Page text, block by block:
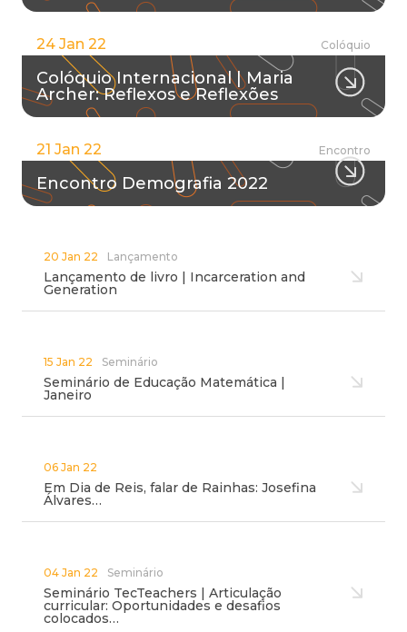
24 Jan 22 Colóquio
Colóquio Internacional | Maria
Archer: Reflexos e Reflexões
21 Jan 22 Encontro
Encontro Demografia 2022
20 Jan 22 Lançamento
Lançamento de livro | Incarceration and
Generation
15 Jan 22 Seminário
Seminário de Educação Matemática |
Janeiro
06 Jan 22
Em Dia de Reis, falar de Rainhas: Josefina
Álvares…
04 Jan 22 Seminário
Seminário TecTeachers | Articulação
curricular: Oportunidades e desafios
colocados…